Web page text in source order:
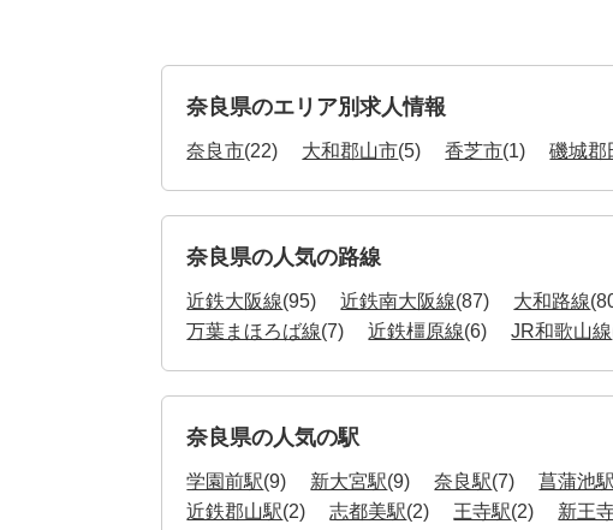
奈良県のエリア別求人情報
奈良市(22) 大和郡山市(5) 香芝市(1) 磯城郡
奈良県の人気の路線
近鉄大阪線(95) 近鉄南大阪線(87) 大和路線
万葉まほろば線(7) 近鉄橿原線(6) JR和歌山線
奈良県の人気の駅
学園前駅(9) 新大宮駅(9) 奈良駅(7) 菖蒲池駅
近鉄郡山駅(2) 志都美駅(2) 王寺駅(2) 新王